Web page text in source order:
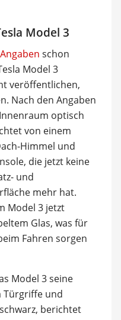
Model 3
schon
Model 3
veröffentlichen,
Nach den Angaben
optisch
von einem
Himmel und
die jetzt keine
und
mehr hat.
Model 3 jetzt
Glas, was für
Fahren sorgen
Model 3 seine
Türgriffe und
berichtet